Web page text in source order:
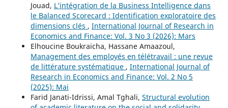
Jouad, L’intégration de la Business Intelligence dans
le Balanced Scorecard : Identification exploratoire des
dimensions clés , International Journal of Research in
Economics and Finance: Vol. 3 No 3 (2026): Mars
Elhoucine Boukraicha, Hassane Amaazoul,
Management des employés en télétravail : une revue
de littérature systématique , International Journal of
Research in Economics and Finance: Vol. 2 No 5
(2025): Mai
Farid Janati-Idrissi, Amal Tghali, Structural evolution